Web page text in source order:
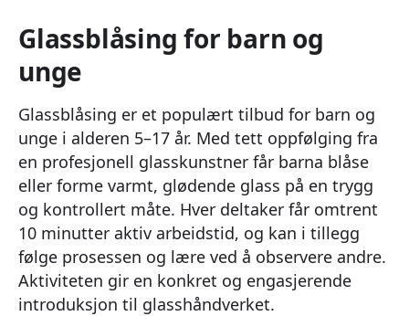
Glassblåsing for barn og
unge
Glassblåsing er et populært tilbud for barn og
unge i alderen 5–17 år. Med tett oppfølging fra
en profesjonell glasskunstner får barna blåse
eller forme varmt, glødende glass på en trygg
og kontrollert måte. Hver deltaker får omtrent
10 minutter aktiv arbeidstid, og kan i tillegg
følge prosessen og lære ved å observere andre.
Aktiviteten gir en konkret og engasjerende
introduksjon til glasshåndverket.